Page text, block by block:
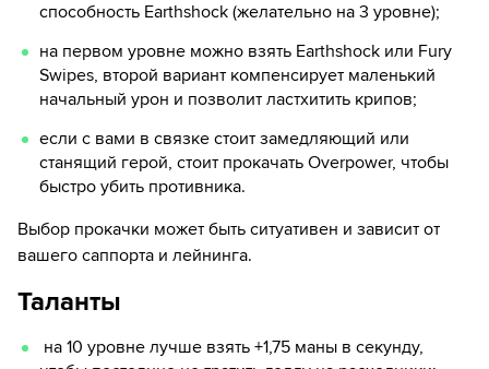
способность Earthshock (желательно на 3 уровне);
на первом уровне можно взять Earthshock или Fury
Swipes, второй вариант компенсирует маленький
начальный урон и позволит ластхитить крипов;
если с вами в связке стоит замедляющий или
станящий герой, стоит прокачать Overpower, чтобы
быстро убить противника.
Выбор прокачки может быть ситуативен и зависит от
вашего саппорта и лейнинга.
Таланты
на 10 уровне лучше взять +1,75 маны в секунду,